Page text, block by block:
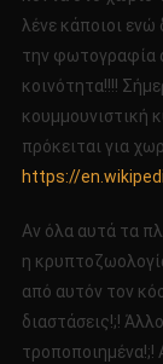
λένε κάποιοι ενώ
την φωτογραφία
κοινότητα!!!!
κουμμουνιστική
πρόκειται για
https://
Αν όλα αυτά τα
η
από αυτόν τον
διαστάσεις!;!
τροποποιημένα!;!